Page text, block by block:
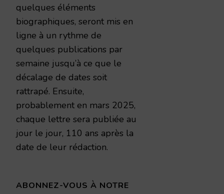
quelques éléments
biographiques, seront mis en
ligne à un rythme de
quelques publications par
semaine jusqu’à ce que le
décalage de dates soit
rattrapé. Ensuite,
probablement en mars 2025,
chaque lettre sera publiée au
jour le jour, 110 ans après la
date de leur rédaction.
ABONNEZ-VOUS À NOTRE